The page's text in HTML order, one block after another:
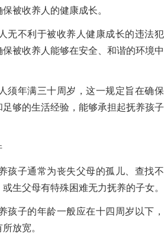
被收养人的健康成长。
无不利于被收养人健康成长的违法犯
被收养人能够在安全、和谐的环境中
须年满三十周岁，这一规定旨在确保
够的生活经验，能够承担起抚养孩子
孩子通常为丧失父母的孤儿、查找不
生父母有特殊困难无力抚养的子女。
孩子的年龄一般应在十四周岁以下，
放宽。